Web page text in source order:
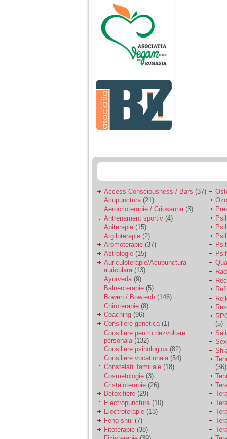
ani, privind in urma
realizez cat de multe
greseli am facut in
educatia si cresterea
ei, am fost o mama
egoista, preocupata
de implinirea
profesionala, cand ea
era mica am neglijat-
agresiva, orice
greseala era taxata cu
o palma sau pedepse.
De 4 ani am o relatie
serioasa cu un barbat
sa se manifeste o
Ma aflu aici pentru ca
vreau sa stiu daca am
nevoie de un psiholog
sau psihiatru.
Sunt casatorita, am
31 de ani si un copil in
varsta de 2 ani care
mi-e lumina ochilor.
De ceva timp simt ca
mi s-a adunat
oboseala, o oboseala
cronica de care nu pot
scapa si simt ca din
cauza ei nu pot
controla nervii si
cateodata are copilul
de suferit.
Am o bariera peste
care nu pot trece:
prietena mea a ramas
insarcinata cu o fata.
Am fost de comun
acord sa facem un
copil, cu gandul ca e
baiat.
Access Consciousness / Bars (37)
Acupunctura(21)
Aerocrioterapie / Criosauna (3)
Antrenament sportiv (4)
Apiterapie (15)
Argiloterapie (2)
Aromoterapie (37)
Astrologie (15)
Auriculoterapie/Acupunctura
auriculara(13)
Ayurveda(9)
Balneoterapie (5)
Bowen / Bowtech (146)
Chiroterapie (8)
Coaching (96)
Consiliere genetica(1)
Consiliere pentru dezvoltare
personala (132)
Consiliere psihologica(82)
Consiliere vocationala (54)
Constelatii familiale (18)
Cosmetologie (3)
Cristaloterapie (26)
Detoxifiere (29)
Electropunctura (10)
Electroterapie (13)
Feng shui (7)
Fitoterapie (38)
(5)
(36)